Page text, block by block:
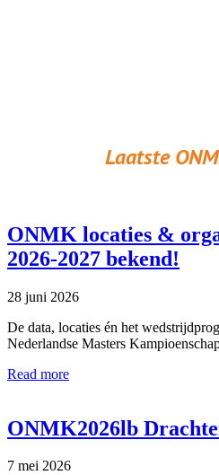
Laatste
ONMK locaties &
2026-2027 bekend!
28 juni 2026
De data, locaties én het
Nederlandse Masters
Read more
ONMK2026lb
7 mei 2026